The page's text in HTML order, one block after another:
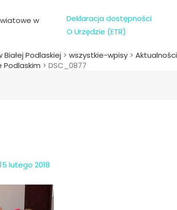
w
Deklaracja dostępności
O Urzędzie (ETR)
Podlaskiej > wszystkie-wpisy > Aktualności
Podlaskim > DSC_0877
15 lutego 2018